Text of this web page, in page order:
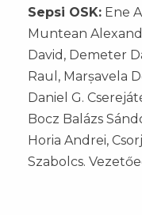
Sepsi OSK: Ene
Muntean
David, Demeter
Raul, Marșavela
Daniel G.
Bocz Balázs
Horia Andrei,
Szabolcs.